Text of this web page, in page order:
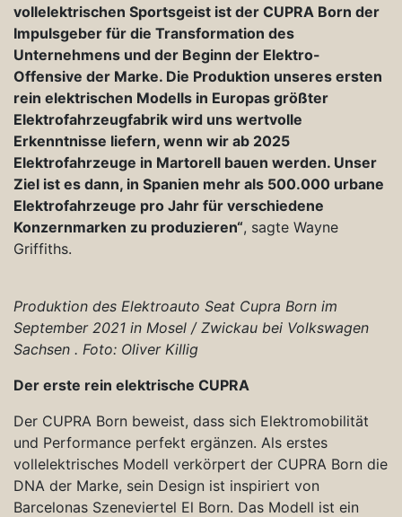
vollelektrischen Sportsgeist ist der CUPRA Born der
Impulsgeber für die Transformation des
Unternehmens und der Beginn der Elektro-
Offensive der Marke. Die Produktion unseres ersten
rein elektrischen Modells in Europas größter
Elektrofahrzeugfabrik wird uns wertvolle
Erkenntnisse liefern, wenn wir ab 2025
Elektrofahrzeuge in Martorell bauen werden. Unser
Ziel ist es dann, in Spanien mehr als 500.000 urbane
Elektrofahrzeuge pro Jahr für verschiedene
Konzernmarken zu produzieren“, sagte Wayne
Griffiths.
Produktion des Elektroauto Seat Cupra Born im
September 2021 in Mosel / Zwickau bei Volkswagen
Sachsen . Foto: Oliver Killig
Der erste rein elektrische CUPRA
Der CUPRA Born beweist, dass sich Elektromobilität
und Performance perfekt ergänzen. Als erstes
vollelektrisches Modell verkörpert der CUPRA Born die
DNA der Marke, sein Design ist inspiriert von
Barcelonas Szeneviertel El Born. Das Modell ist ein